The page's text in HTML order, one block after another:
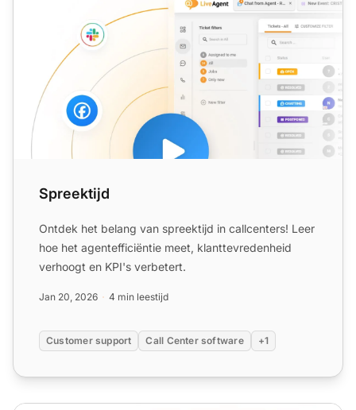
Spreektijd
Ontdek het belang van spreektijd in callcenters! Leer
hoe het agentefficiëntie meet, klanttevredenheid
verhoogt en KPI's verbetert.
Jan 20, 2026 4 min leestijd
Customer support Call Center software +1